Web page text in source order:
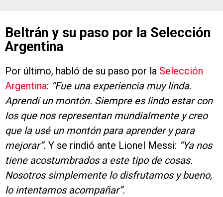
Beltrán y su paso por la Selección
Argentina
Por último, habló de su paso por la Selección
Argentina: “Fue una experiencia muy linda.
Aprendí un montón. Siempre es lindo estar con
los que nos representan mundialmente y creo
que la usé un montón para aprender y para
mejorar”. Y se rindió ante Lionel Messi: “Ya nos
tiene acostumbrados a este tipo de cosas.
Nosotros simplemente lo disfrutamos y bueno,
lo intentamos acompañar”.